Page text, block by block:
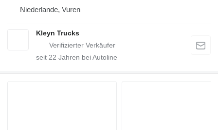
Niederlande, Vuren
Kleyn Trucks
seit 22 Jahren bei Autoline